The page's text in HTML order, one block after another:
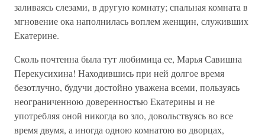
заливаясь слезами, в другую комнату; спальная комната в
мгновение ока наполнилась воплем женщин, служивших
Екатерине.
Сколь почтенна была тут любимица ее, Марья Савишна
Перекусихина! Находившись при ней долгое время
безотлучно, будучи достойно уважена всеми, пользуясь
неограниченною доверенностью Екатерины и не
употребляя оной никогда во зло, довольствуясь во все
время двумя, а иногда одною комнатою во дворцах,